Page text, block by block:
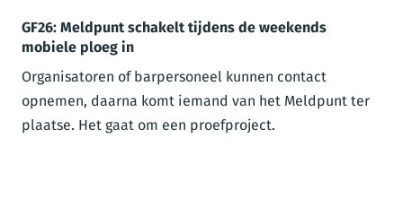
GF26: Meldpunt schakelt tijdens de weekends
mobiele ploeg in
Organisatoren of barpersoneel kunnen contact
opnemen, daarna komt iemand van het Meldpunt ter
plaatse. Het gaat om een proefproject.